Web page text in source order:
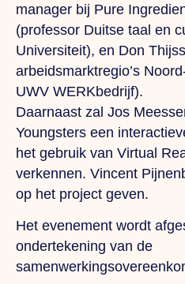
manager bij Pure
(professor Duitse taal en
Universiteit), en Don
arbeidsmarktregio’s
UWV WERKbedrijf).
Daarnaast zal Jos
Youngsters een
het gebruik van Virtual
verkennen. Vincent
op het project geven.
Het evenement wordt
ondertekening van de